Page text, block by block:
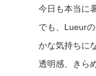
今日も本当に
でも、Lueur
かな気持ちに
透明感、きら